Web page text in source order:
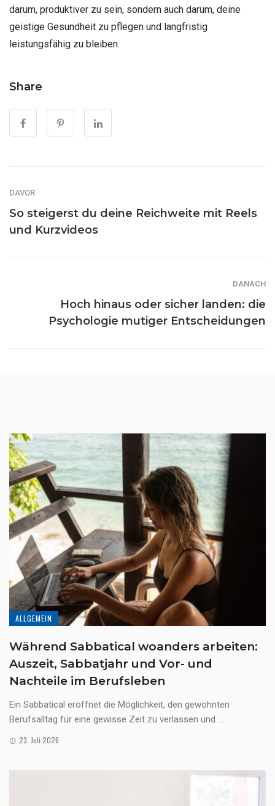
darum, produktiver zu sein, sondern auch darum, deine
geistige Gesundheit zu pflegen und langfristig
leistungsfähig zu bleiben.
Share
DAVOR
So steigerst du deine Reichweite mit Reels
und Kurzvideos
DANACH
Hoch hinaus oder sicher landen: die
Psychologie mutiger Entscheidungen
ALLGEMEIN
Während Sabbatical woanders arbeiten:
Auszeit, Sabbatjahr und Vor- und
Nachteile im Berufsleben
Ein Sabbatical eröffnet die Möglichkeit, den gewohnten
Berufsalltag für eine gewisse Zeit zu verlassen und ...
23. Juli 2026